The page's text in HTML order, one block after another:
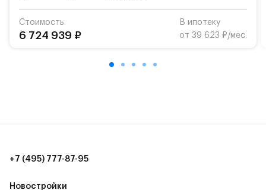
Территория квартала приватная, въезд
осуществляется по пропускам.#yan19-2r1520885#
Стоимость
6 724 939 ₽
В ипотеку
от 39 623 ₽/мес.
Новостройки
+7 (495) 777-87-95